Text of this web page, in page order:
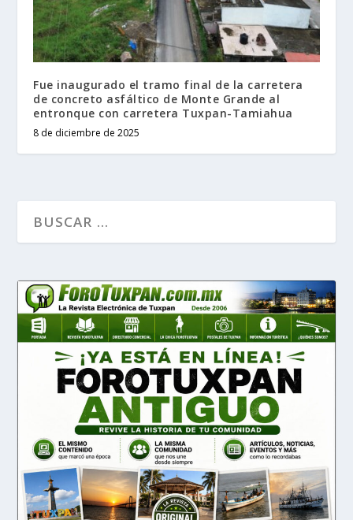
Fue inaugurado el tramo final de la carretera
de concreto asfáltico de Monte Grande al
entronque con carretera Tuxpan-Tamiahua
8 de diciembre de 2025